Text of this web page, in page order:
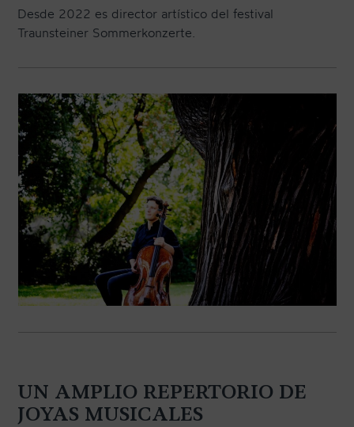
Desde 2022 es director artístico del festival
Traunsteiner Sommerkonzerte.
UN AMPLIO REPERTORIO DE
JOYAS MUSICALES